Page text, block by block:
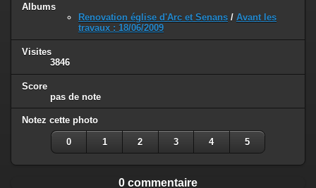
Albums
Renovation église d'Arc et Senans / Avant les
travaux : 18/06/2009
Visites
3846
Score
pas de note
Notez cette photo
0 1 2 3 4 5
0 commentaire